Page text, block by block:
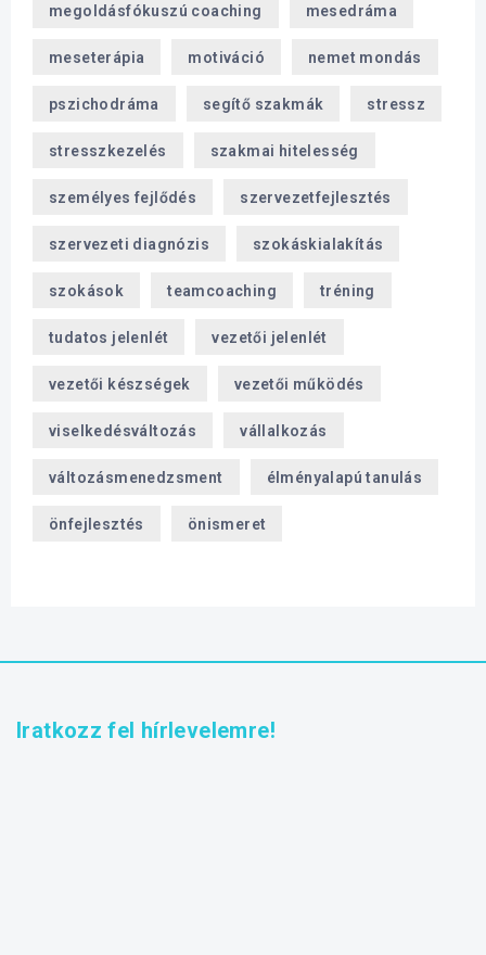
megoldásfókuszú coaching mesedráma
meseterápia motiváció nemet mondás
pszichodráma segítő szakmák stressz
stresszkezelés szakmai hitelesség
személyes fejlődés szervezetfejlesztés
szervezeti diagnózis szokáskialakítás
szokások teamcoaching tréning
tudatos jelenlét vezetői jelenlét
vezetői készségek vezetői működés
viselkedésváltozás vállalkozás
változásmenedzsment élményalapú tanulás
önfejlesztés önismeret
Iratkozz fel hírlevelemre!